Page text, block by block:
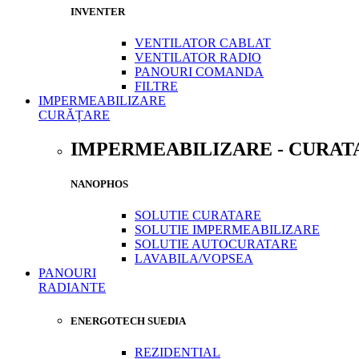
INVENTER
VENTILATOR CABLAT
VENTILATOR RADIO
PANOURI COMANDA
FILTRE
IMPERMEABILIZARE
CURĂȚARE
IMPERMEABILIZARE -
NANOPHOS
SOLUTIE CURATARE
SOLUTIE IMPERMEABILIZARE
SOLUTIE AUTOCURATARE
LAVABILA/VOPSEA
PANOURI
RADIANTE
ENERGOTECH SUEDIA
REZIDENTIAL